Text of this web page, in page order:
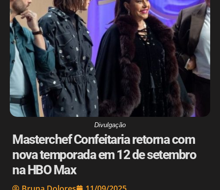
Divulgação
Masterchef Confeitaria retorna com
nova temporada em 12 de setembro
na HBO Max